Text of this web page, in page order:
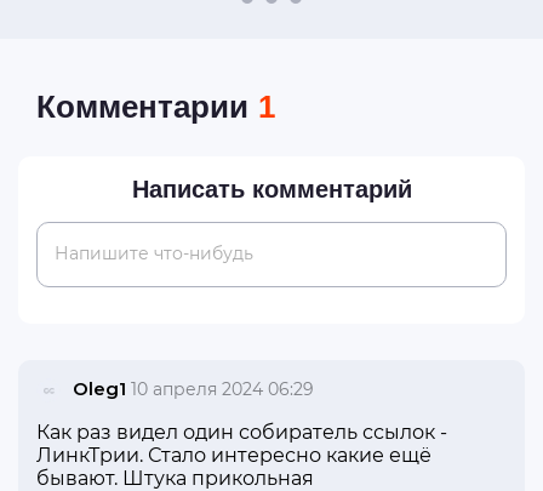
Комментарии 1
Написать комментарий
Напишите что-нибудь
Oleg1 10 апреля 2024 06:29
Как раз видел один собиратель ссылок -
ЛинкТрии. Стало интересно какие ещё
бывают. Штука прикольная